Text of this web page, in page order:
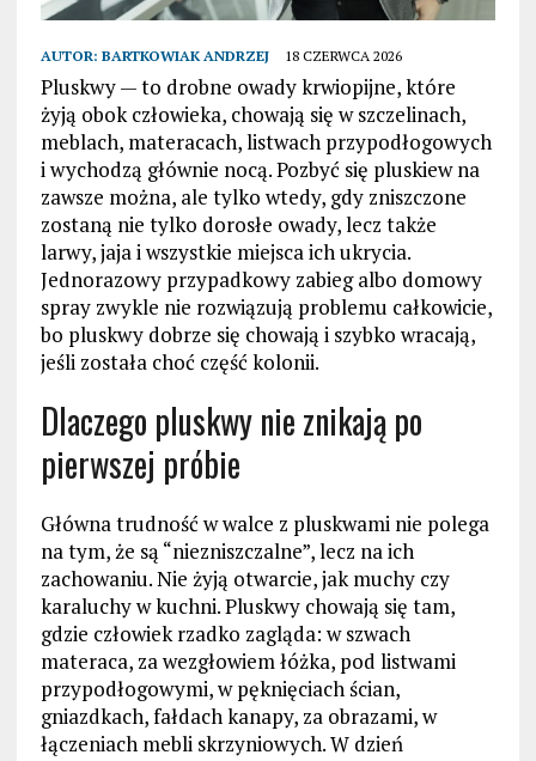
AUTOR: BARTKOWIAK ANDRZEJ 18 CZERWCA 2026
Pluskwy — to drobne owady krwiopijne, które
żyją obok człowieka, chowają się w szczelinach,
meblach, materacach, listwach przypodłogowych
i wychodzą głównie nocą. Pozbyć się pluskiew na
zawsze można, ale tylko wtedy, gdy zniszczone
zostaną nie tylko dorosłe owady, lecz także
larwy, jaja i wszystkie miejsca ich ukrycia.
Jednorazowy przypadkowy zabieg albo domowy
spray zwykle nie rozwiązują problemu całkowicie,
bo pluskwy dobrze się chowają i szybko wracają,
jeśli została choć część kolonii.
Dlaczego pluskwy nie znikają po
pierwszej próbie
Główna trudność w walce z pluskwami nie polega
na tym, że są “niezniszczalne”, lecz na ich
zachowaniu. Nie żyją otwarcie, jak muchy czy
karaluchy w kuchni. Pluskwy chowają się tam,
gdzie człowiek rzadko zagląda: w szwach
materaca, za wezgłowiem łóżka, pod listwami
przypodłogowymi, w pęknięciach ścian,
gniazdkach, fałdach kanapy, za obrazami, w
łączeniach mebli skrzyniowych. W dzień